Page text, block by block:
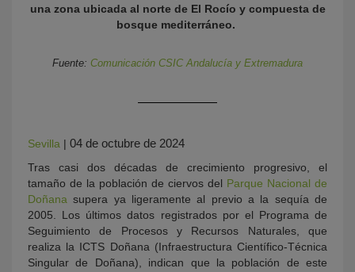
una zona ubicada al norte de El Rocío y compuesta de
bosque mediterráneo.
Fuente: Comunicación CSIC Andalucía y Extremadura
Sevilla | 04 de octubre de 2024
Tras casi dos décadas de crecimiento progresivo, el
tamaño de la población de ciervos del Parque Nacional de
Doñana supera ya ligeramente al previo a la sequía de
2005. Los últimos datos registrados por el Programa de
Seguimiento de Procesos y Recursos Naturales, que
realiza la ICTS Doñana (Infraestructura Científico-Técnica
Singular de Doñana), indican que la población de este